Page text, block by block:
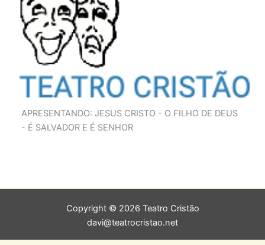
APRESENTANDO: JESUS CRISTO - O FILHO DE DEUS
- É SALVADOR E É SENHOR
Copyright © 2026 Teatro Cristão
davi@teatrocristao.net